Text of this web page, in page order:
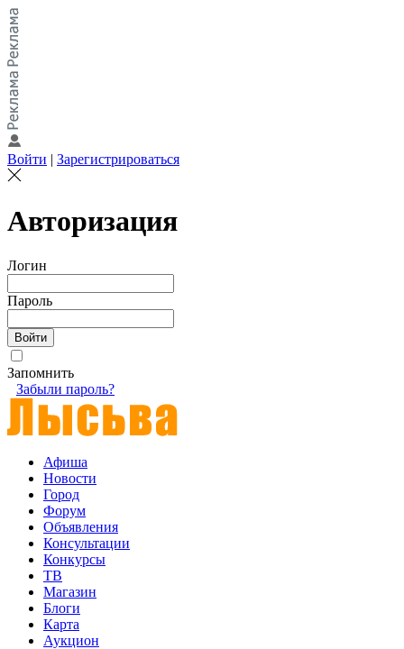
Войти | Зарегистрироваться
Авторизация
Логин
Пароль
Запомнить
Забыли пароль?
Афиша
Новости
Город
Форум
Объявления
Консультации
Конкурсы
ТВ
Магазин
Блоги
Карта
Аукцион